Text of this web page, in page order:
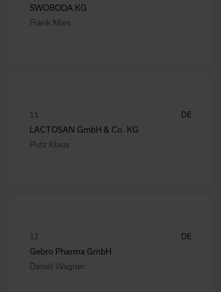
SWOBODA KG
Frank Mies
DE
LACTOSAN GmbH & Co. KG
Putz Klaus
DE
Gebro Pharma GmbH
Daniel Wagner